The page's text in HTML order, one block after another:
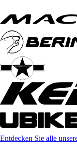
Entdecken Sie alle